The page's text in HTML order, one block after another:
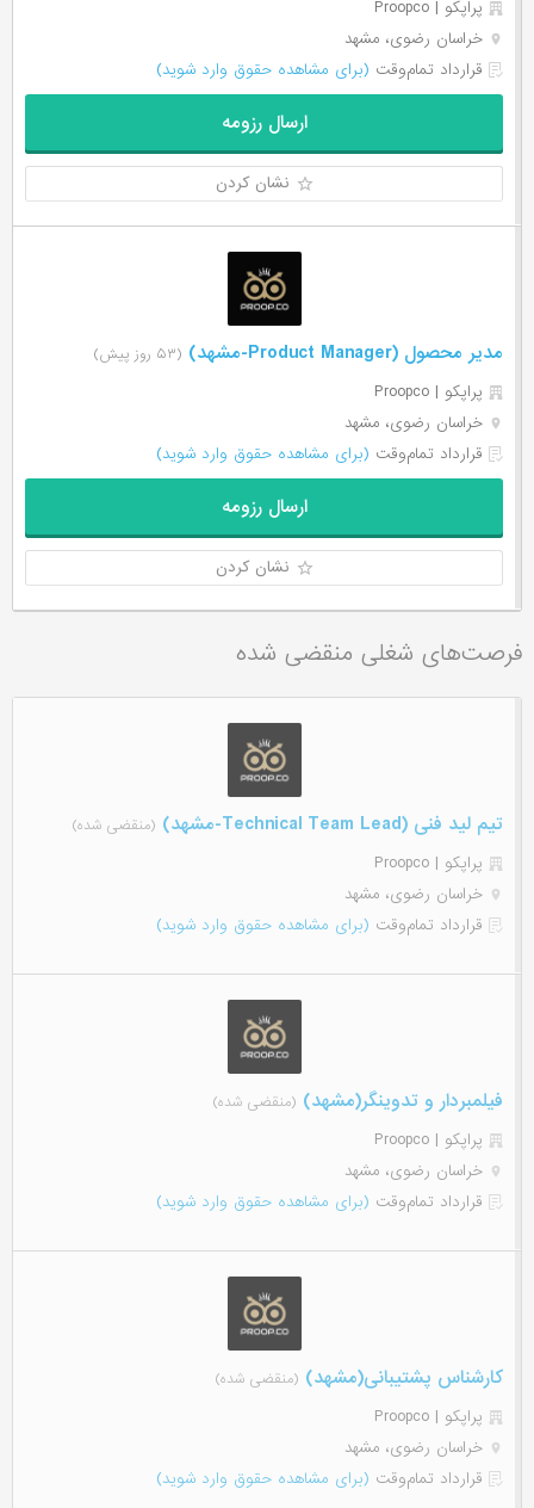
پراپکو | Proopco
خراسان رضوی، مشهد
قرارداد تمام‌وقت (برای مشاهده حقوق وارد شوید)
ارسال رزومه
نشان کردن
مدیر محصول (Product Manager-مشهد) (۵۳ روز پیش)
پراپکو | Proopco
خراسان رضوی، مشهد
قرارداد تمام‌وقت (برای مشاهده حقوق وارد شوید)
ارسال رزومه
نشان کردن
فرصت‌های شغلی منقضی شده
تیم لید فنی (Technical Team Lead-مشهد) (منقضی شده)
پراپکو | Proopco
خراسان رضوی، مشهد
قرارداد تمام‌وقت (برای مشاهده حقوق وارد شوید)
فیلمبردار و تدوینگر(مشهد) (منقضی شده)
پراپکو | Proopco
خراسان رضوی، مشهد
قرارداد تمام‌وقت (برای مشاهده حقوق وارد شوید)
کارشناس پشتیبانی(مشهد) (منقضی شده)
پراپکو | Proopco
خراسان رضوی، مشهد
قرارداد تمام‌وقت (برای مشاهده حقوق وارد شوید)